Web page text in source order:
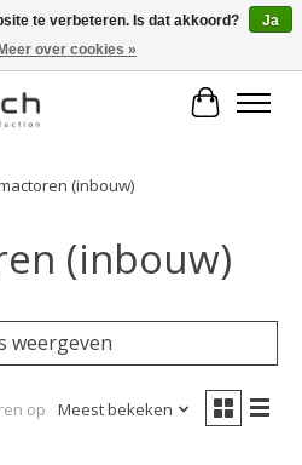
Nederland BV !
(inbouw)
(inbouw)
weergeven
op Meest bekeken
te verbeteren. Is dat akkoord?
Ja
Meer over cookies »